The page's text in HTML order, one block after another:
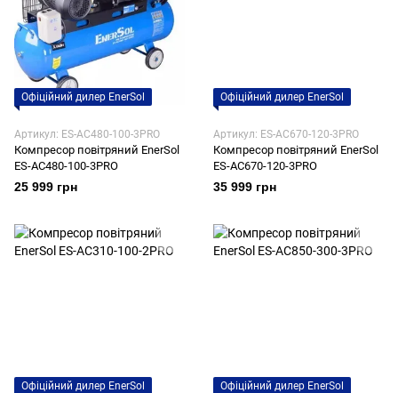
Офіційний дилер EnerSol
Артикул: ES-AC480-100-3PRO
Компресор повітряний EnerSol
ES-AC480-100-3PRO
25 999 грн
Офіційний дилер EnerSol
Артикул: ES-AC670-120-3PRO
Компресор повітряний EnerSol
ES-AC670-120-3PRO
35 999 грн
Офіційний дилер EnerSol Офіційний дилер EnerSol